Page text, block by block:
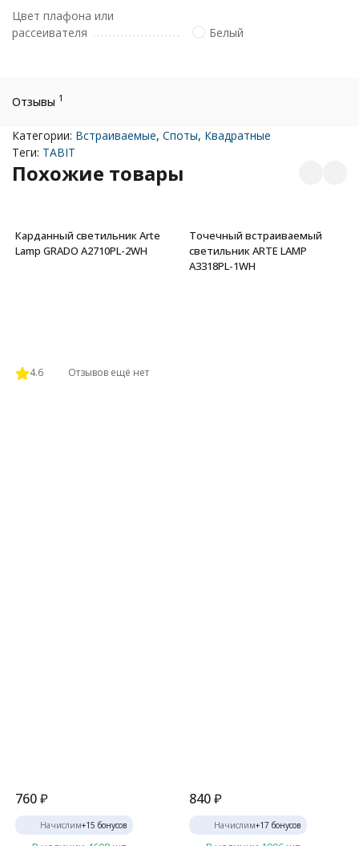
Цвет плафона или
рассеивателя
Белый
Отзывы 1
Категории: Встраиваемые, Споты, Квадратные
Теги: TABIT
Похожие товары
Карданный светильник Arte
Lamp GRADO A2710PL-2WH
4.6 Отзывов ещё нет
760₽
Начислим+15 бонусов
Точечный встраиваемый
светильник ARTE LAMP
A3318PL-1WH
840 ₽
Начислим+17 бонусов